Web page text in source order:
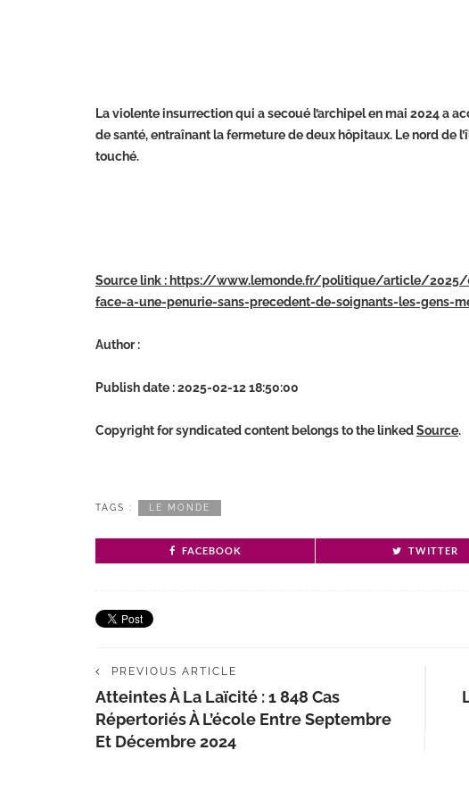
La violente insurrection qui a secoué l’archipel en mai 2024 a
de santé, entraînant la fermeture de deux hôpitaux. Le nord de
touché.
Source link : https://www.lemonde.fr/politique/article/
face-a-une-penurie-sans-precedent-de-soignants-les-gens-
Author :
Publish date : 2025-02-12 18:50:00
Copyright for syndicated content belongs to the linkedSource.
TAGS : LE MONDE
FACEBOOK TWITTER
PREVIOUS ARTICLE
Atteintes À La Laïcité : 1 848 Cas
Répertoriés À L’école Entre Septembre
Et Décembre 2024